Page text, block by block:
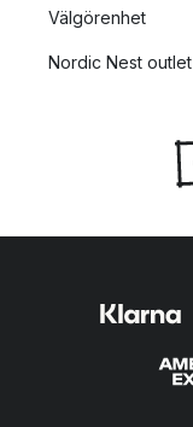
Välgörenhet
Nordic Nest outlet